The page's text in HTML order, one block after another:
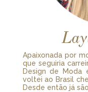
Apaixonada por
que seguiria
Design de Moda
voltei ao Brasil
Desde então já